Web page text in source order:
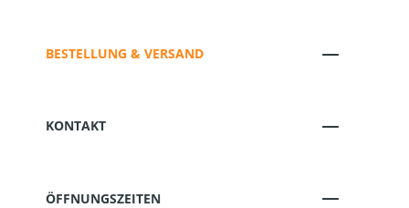
BESTELLUNG & VERSAND
KONTAKT
ÖFFNUNGSZEITEN